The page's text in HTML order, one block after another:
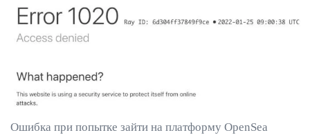
Ошибка при попытке зайти на платформу OpenSea